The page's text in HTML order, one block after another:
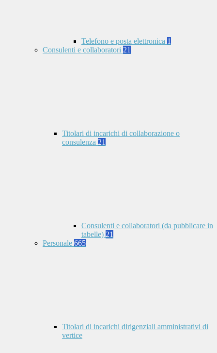
Telefono e posta elettronica 1
Consulenti e collaboratori 21
Titolari di incarichi di collaborazione o
consulenza 21
Consulenti e collaboratori (da pubblicare in
tabelle) 21
Personale 665
Titolari di incarichi dirigenziali amministrativi di
vertice